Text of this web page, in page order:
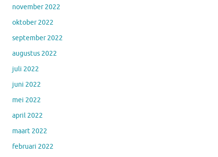
november 2022
oktober 2022
september 2022
augustus 2022
juli 2022
juni 2022
mei 2022
april 2022
maart 2022
februari 2022